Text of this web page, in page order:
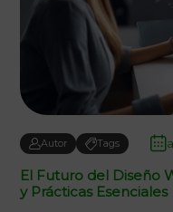
Autor Tags
El Futuro del Diseño
y Prácticas Esenciales